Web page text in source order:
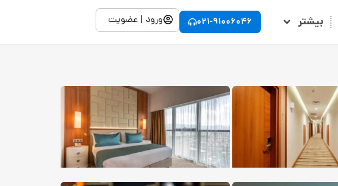
بیشتر 021-91006046 ورود | عضویت